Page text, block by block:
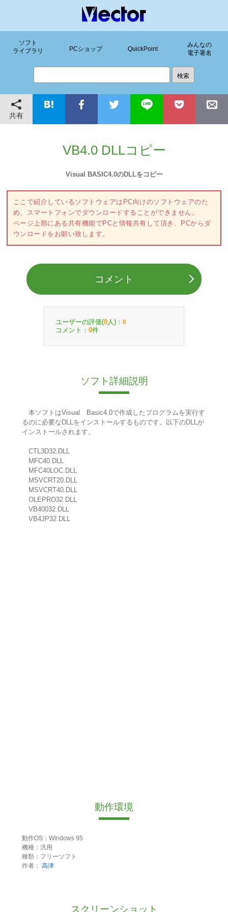
ソフト
ライブラリ
PCショップ QuickPoint
みんなの
電子署名
共有
VB4.0 DLLコピー
Visual BASIC4.0のDLLをコピー
ここで紹介しているソフトウェアはPC向けのソフトウェアのた
め、スマートフォンでダウンロードすることができません。
ページ上部にある共有機能でPCと情報共有して頂き、PCからダ
ウンロードをお願い致します。
コメント
ユーザーの評価(0 人)： 0
コメント： 0件
ソフト詳細説明
本ソフトはVisual Basic4.0で作成したプログラムを実行す
るのに必要なDLLをインストールするものです。以下のDLLが
インストールされます。
CTL3D32.DLL
MFC40.DLL
MFC40LOC.DLL
MSVCRT20.DLL
MSVCRT40.DLL
OLEPRO32.DLL
VB40032.DLL
VB4JP32.DLL
動作環境
動作OS：Windows 95
機種：汎用
種類：フリーソフト
作者： 高津
スクリーンショット